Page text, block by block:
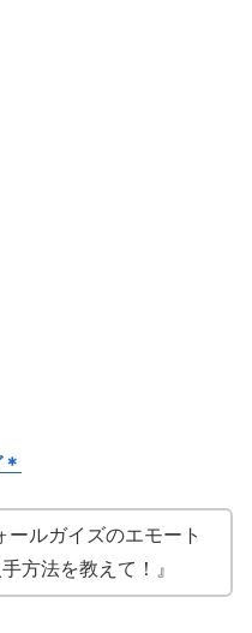
ールガイズのエモート
方法を教えて！』